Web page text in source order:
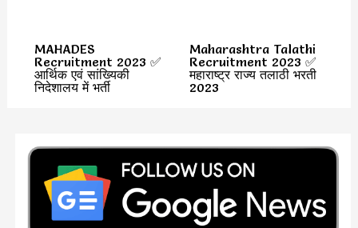
MAHADES
Recruitment 2023 ✅
आर्थिक एवं सांख्यिकी
निदेशालय में भर्ती
Maharashtra Talathi
Recruitment 2023 ✅
महाराष्ट्र राज्य तलाठी भरती
2023